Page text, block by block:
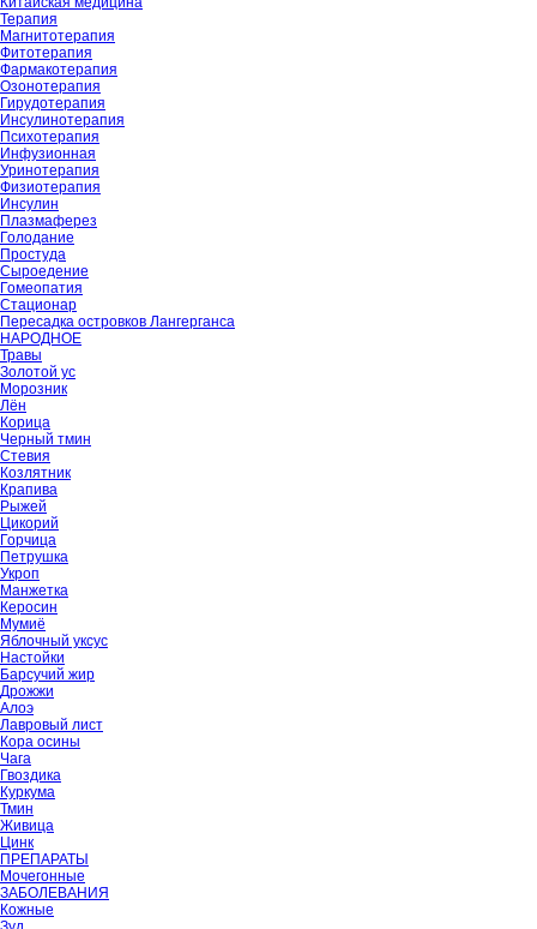
Терапия
Магнитотерапия
Фитотерапия
Фармакотерапия
Озонотерапия
Гирудотерапия
Инсулинотерапия
Психотерапия
Инфузионная
Уринотерапия
Физиотерапия
Инсулин
Плазмаферез
Голодание
Простуда
Сыроедение
Гомеопатия
Стационар
Пересадка островков Лангерганса
НАРОДНОЕ
Травы
Золотой ус
Морозник
Лён
Корица
Черный тмин
Стевия
Козлятник
Крапива
Рыжей
Цикорий
Горчица
Петрушка
Укроп
Манжетка
Керосин
Мумиё
Яблочный уксус
Настойки
Барсучий жир
Дрожжи
Алоэ
Лавровый лист
Кора осины
Чага
Гвоздика
Куркума
Тмин
Живица
Цинк
ПРЕПАРАТЫ
Мочегонные
ЗАБОЛЕВАНИЯ
Кожные